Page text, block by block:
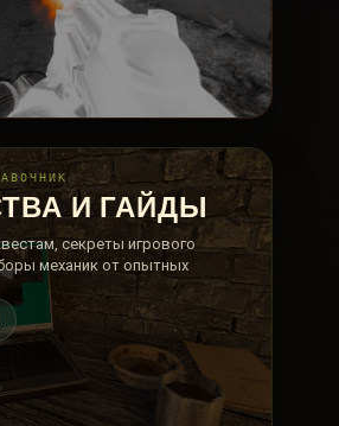
И ГАЙДЫ
секреты игрового
механик от опытных